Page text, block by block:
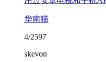
华南猫
4/2597
skevon